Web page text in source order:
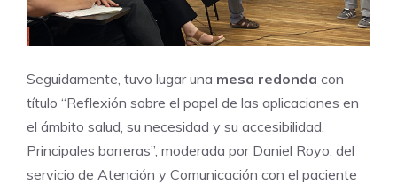
Seguidamente, tuvo lugar una mesa redonda con
título “Reflexión sobre el papel de las aplicaciones en
el ámbito salud, su necesidad y su accesibilidad.
Principales barreras”, moderada por Daniel Royo, del
servicio de Atención y Comunicación con el paciente